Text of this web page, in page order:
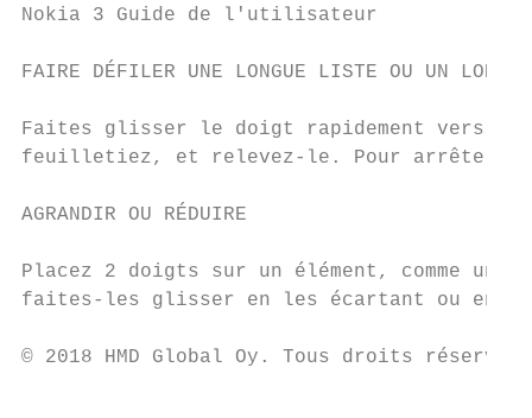
Nokia 3 Guide de l'utilisateur
FAIRE DÉFILER UNE LONGUE LISTE OU UN LONG
Faites glisser le doigt rapidement vers le
feuilletiez, et relevez-le. Pour arrêter le
AGRANDIR OU RÉDUIRE
Placez 2 doigts sur un élément, comme une
faites-les glisser en les écartant ou en
© 2018 HMD Global Oy. Tous droits